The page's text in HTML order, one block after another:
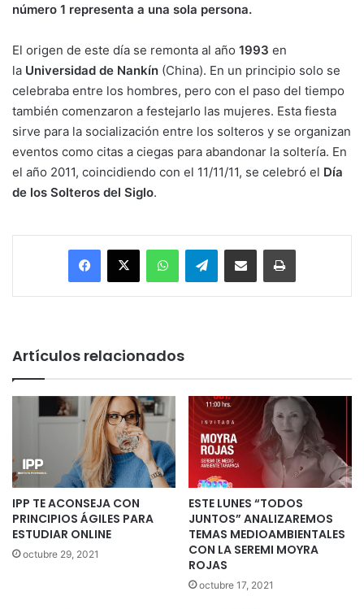
número 1 representa a una sola persona.
El origen de este día se remonta al año 1993 en
la Universidad de Nankín (China). En un principio solo se
celebraba entre los hombres, pero con el paso del tiempo
también comenzaron a festejarlo las mujeres. Esta fiesta
sirve para la socialización entre los solteros y se organizan
eventos como citas a ciegas para abandonar la soltería. En
el año 2011, coincidiendo con el 11/11/11, se celebró el Día
de los Solteros del Siglo.
Facebook
X WhatsAppTelegramEnviar vía email Imprimir
Artículos relacionados
IPP TE ACONSEJA CON
PRINCIPIOS ÁGILES PARA
ESTUDIAR ONLINE
octubre 29, 2021
ESTE LUNES “TODOS
JUNTOS” ANALIZAREMOS
TEMAS MEDIOAMBIENTALES
CON LA SEREMI MOYRA
ROJAS
octubre 17, 2021